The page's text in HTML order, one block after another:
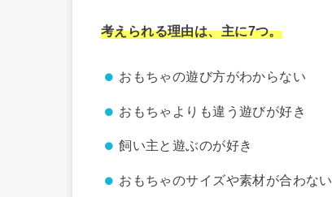
考えられる理由は、主に7つ。
おもちゃの遊び方がわからない
おもちゃよりも違う遊びが好き
飼い主と遊ぶのが好き
おもちゃのサイズや素材が合わない